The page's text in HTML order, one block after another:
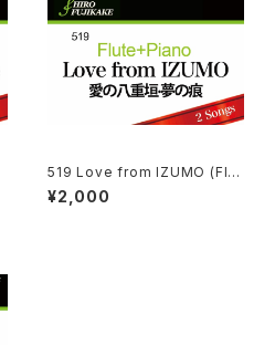
519 Love from IZUMO (Flut
e + Piano)
¥2,000